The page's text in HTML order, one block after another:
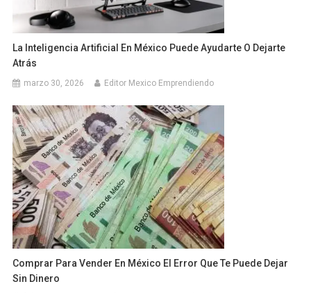
La Inteligencia Artificial En México Puede Ayudarte O Dejarte
Atrás
marzo 30, 2026 Editor Mexico Emprendiendo
Comprar Para Vender En México El Error Que Te Puede Dejar
Sin Dinero